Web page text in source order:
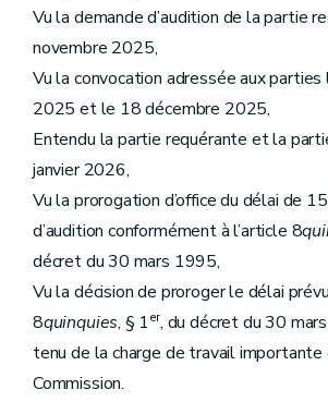
Vu la demande d’audition de la partie
novembre 2025,
Vu la convocation adressée aux
2025 et le 18 décembre 2025,
Entendu la partie requérante et la
janvier 2026,
Vu la prorogation d’office du délai de
d’audition conformément à l’article 8
décret du 30 mars 1995,
Vu la décision de proroger le délai
8quinquies, § 1er, du décret du 30
tenu de la charge de travail importante
Commission.